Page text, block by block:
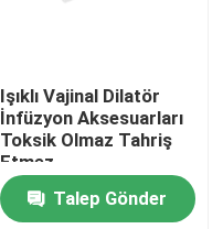
Işıklı Vajinal Dilatör
İnfüzyon Aksesuarları
Toksik Olmaz Tahriş
Etmez
Talep Gönder